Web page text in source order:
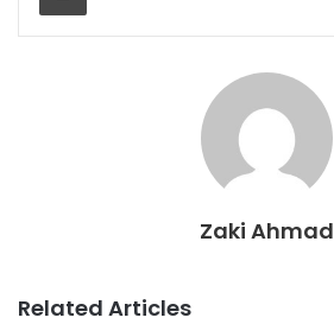
Zaki Ahmad
Related Articles